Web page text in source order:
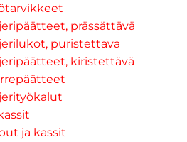
prässättävä
puristettava
kiristettävä
ja kassit